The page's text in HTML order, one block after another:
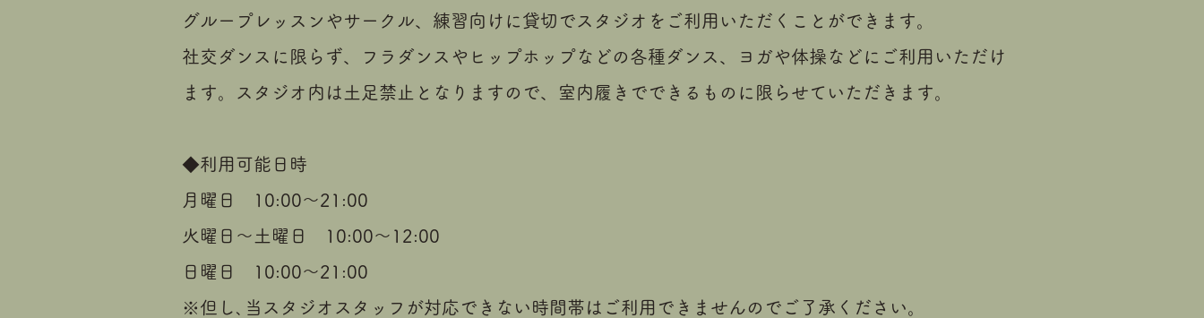
グループレッスンやサークル、練習向けに貸切でスタジオをご利用いただくことができます。
​社交ダンスに限らず、フラダンスやヒップホップなどの各種ダンス、ヨガや体操などにご利用いただけ
ます。スタジオ内は土足禁止となりますので、室内履きでできるものに限らせていただきます。
◆利用可能日時
月曜日 10:00～21:00
火曜日～土曜日 10:00～12:00
日曜日 10:00～21:00
※但し､当スタジオスタッフが対応できない時間帯はご利用できませんのでご了承ください。